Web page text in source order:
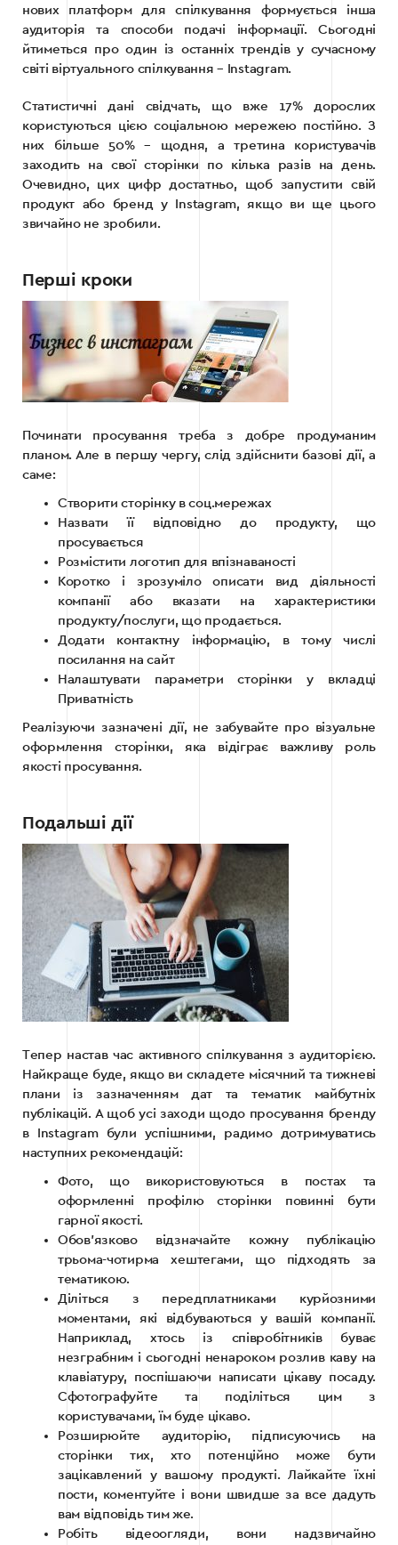
нових платформ для спілкування формується інша
аудиторія та способи подачі інформації. Сьогодні
йтиметься про один із останніх трендів у сучасному
світі віртуального спілкування – Instagram.
Статистичні дані свідчать, що вже 17% дорослих
користуються цією соціальною мережею постійно. З
них більше 50% – щодня, а третина користувачів
заходить на свої сторінки по кілька разів на день.
Очевидно, цих цифр достатньо, щоб запустити свій
продукт або бренд у Instagram, якщо ви ще цього
звичайно не зробили.
Перші кроки
Починати просування треба з добре продуманим
планом. Але в першу чергу, слід здійснити базові дії, а
саме:
Створити сторінку в соц.мережах
Назвати її відповідно до продукту, що
просувається
Розмістити логотип для впізнаваності
Коротко і зрозуміло описати вид діяльності
компанії або вказати на характеристики
продукту/послуги, що продається.
Додати контактну інформацію, в тому числі
посилання на сайт
Налаштувати параметри сторінки у вкладці
Приватність
Реалізуючи зазначені дії, не забувайте про візуальне
оформлення сторінки, яка відіграє важливу роль
якості просування.
Подальші дії
Тепер настав час активного спілкування з аудиторією.
Найкраще буде, якщо ви складете місячний та тижневі
плани із зазначенням дат та тематик майбутніх
публікацій. А щоб усі заходи щодо просування бренду
в Instagram були успішними, радимо дотримуватись
наступних рекомендацій:
Фото, що використовуються в постах та
оформленні профілю сторінки повинні бути
гарної якості.
Обов’язково відзначайте кожну публікацію
трьома-чотирма хештегами, що підходять за
тематикою.
Діліться з передплатниками курйозними
моментами, які відбуваються у вашій компанії.
Наприклад, хтось із співробітників буває
незграбним і сьогодні ненароком розлив каву на
клавіатуру, поспішаючи написати цікаву посаду.
Сфотографуйте та поділіться цим з
користувачами, їм буде цікаво.
Розширюйте аудиторію, підписуючись на
сторінки тих, хто потенційно може бути
зацікавлений у вашому продукті. Лайкайте їхні
пости, коментуйте і вони швидше за все дадуть
вам відповідь тим же.
Робіть відеоогляди, вони надзвичайно